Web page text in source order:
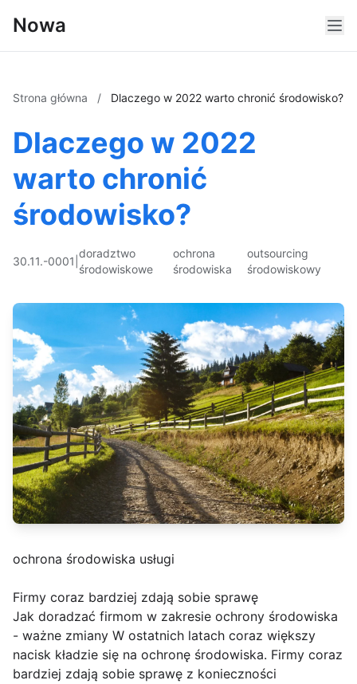
Nowa
Strona główna / Dlaczego w 2022 warto chronić środowisko?
Dlaczego w 2022
warto chronić
środowisko?
30.11.-0001
doradztwo
środowiskowe
ochrona
środowiska
outsourcing
środowiskowy
ochrona środowiska usługi
Firmy coraz bardziej zdają sobie sprawę
Jak doradzać firmom w zakresie ochrony środowiska
- ważne zmiany W ostatnich latach coraz większy
nacisk kładzie się na ochronę środowiska. Firmy coraz
bardziej zdają sobie sprawę z konieczności